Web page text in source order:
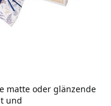
matte oder glänzende
und